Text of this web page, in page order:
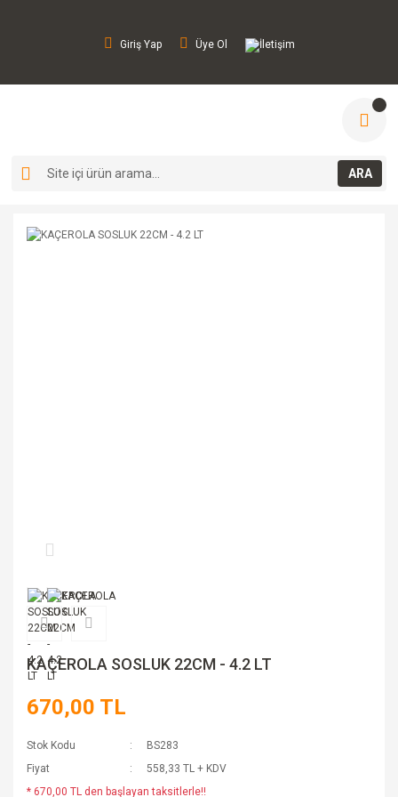
Giriş Yap Üye Ol İletişim
ARA
KAÇEROLA SOSLUK 22CM - 4.2 LT
670,00 TL
Stok Kodu
BS283
Fiyat
558,33 TL + KDV
* 670,00 TL den başlayan taksitlerle!!